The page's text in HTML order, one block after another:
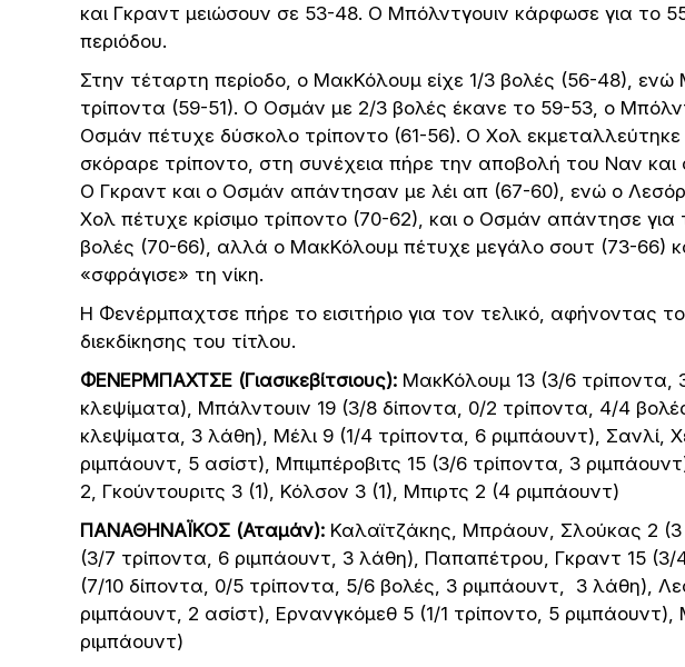
και Γκραντ μειώσουν σε 53-48. Ο Μπόλντγουιν κάρφωσε για το
περιόδου.
Στην τέταρτη περίοδο, ο ΜακΚόλουμ είχε 1/3 βολές (56-48),
τρίποντα (59-51). Ο Οσμάν με 2/3 βολές έκανε το 59-53, ο
Οσμάν πέτυχε δύσκολο τρίποντο (61-56). Ο Χολ εκμεταλλεύτηκε
σκόραρε τρίποντο, στη συνέχεια πήρε την αποβολή του Ναν και
Ο Γκραντ και ο Οσμάν απάντησαν με λέι απ (67-60), ενώ ο
Χολ πέτυχε κρίσιμο τρίποντο (70-62), και ο Οσμάν απάντησε για
βολές (70-66), αλλά ο ΜακΚόλουμ πέτυχε μεγάλο σουτ (73-66)
«σφράγισε» τη νίκη.
Η Φενέρμπαχτσε πήρε το εισιτήριο για τον τελικό, αφήνοντας
διεκδίκησης του τίτλου.
ΦΕΝΕΡΜΠΑΧΤΣΕ (Γιασικεβίτσιους): ΜακΚόλουμ 13 (3/6 τρίποντα,
κλεψίματα), Μπάλντουιν 19 (3/8 δίποντα, 0/2 τρίποντα, 4/4
κλεψίματα, 3 λάθη), Μέλι 9 (1/4 τρίποντα, 6 ριμπάουντ), Σανλί,
ριμπάουντ, 5 ασίστ), Μπιμπέροβιτς 15 (3/6 τρίποντα, 3
2, Γκούντουριτς 3 (1), Κόλσον 3 (1), Μπιρτς 2 (4 ριμπάουντ)
ΠΑΝΑΘΗΝΑΪΚΟΣ (Αταμάν): Καλαϊτζάκης, Μπράουν, Σλούκας 2
(3/7 τρίποντα, 6 ριμπάουντ, 3 λάθη), Παπαπέτρου, Γκραντ 15 (3/
(7/10 δίποντα, 0/5 τρίποντα, 5/6 βολές, 3 ριμπάουντ, 3 λάθη),
ριμπάουντ, 2 ασίστ), Ερνανγκόμεθ 5 (1/1 τρίποντο, 5
ριμπάουντ)